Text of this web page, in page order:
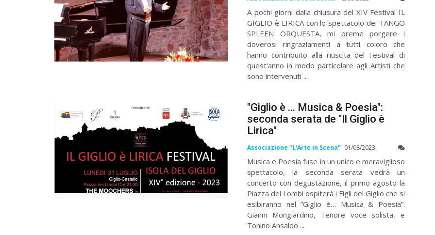
A pochi giorni dalla chiusura del XIV Festival IL
GIGLIO è LIRICA con lo spettacolo dei TANGO
SPLEEN ORQUESTA, mi preme porgere i
doverosi ringraziamenti a tutti coloro che
hanno contribuito alla riuscita del Festival di
quest'anno in modo particolare agli Artisti che
sono intervenuti ...
"Giglio è ... Musica & Poesia":
seconda serata de "Il Giglio è
Lirica"
Associazione "L'Arte in Scena" 01/08/2023
Musica e Poesia fuse in un unico e meraviglioso
spettacolo, la seconda serata vedrà un
concerto con degustazione, il primo agosto la
Piazza dei Lombi ospiterà i Figli del Giglio che si
esibiranno nel ”Giglio è… Musica & Poesia”.
Gianni Mongiardino, Tenore voce solista, e
Tonino Ansaldo ...